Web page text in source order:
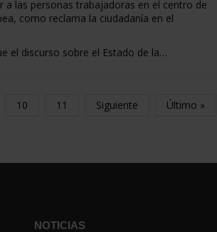
a las personas trabajadoras en el centro de
como reclama la ciudadanía en el
el discurso sobre el Estado de la…
10 11 Siguiente Último »
NOTICIAS